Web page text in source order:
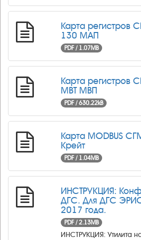
Карта регистров
130 МАП
PDF / 1.07MB
Карта регистров
МВТ МВП
PDF / 630.22kB
Карта MODBUS
Крейт
PDF / 1.04MB
ИНСТРУКЦИЯ:
ДГС. Для ДГС
2017 года.
PDF / 2.13MB
ИНСТРУКЦИЯ: Утилита